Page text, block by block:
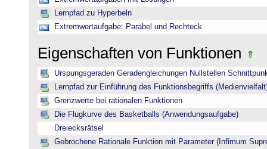
Lernpfad zu Hyperbeln
Extremwertaufgabe: Parabel und Rechteck
Eigenschaften von Funktionen
Urspungsgeraden Geradengleichungen Nullstellen
Lernpfad zur Einführung des Funktionsbegriffs
Grenzwerte bei rationalen Funktionen
Die Flugkurve des Basketballs (Anwendungsaufgabe)
Dreiecksrätsel
Gebrochene Rationale Funktion mit Parameter (Infimum